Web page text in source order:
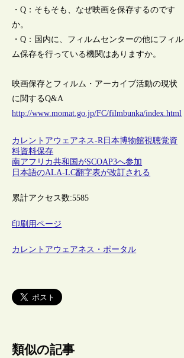
・Q：そもそも、なぜ映画を保存するのです
か。
・Q：国内に、フィルムセンターの他にフィル
ム保存を行っている機関はありますか。
映画保存とフィルム・アーカイブ活動の現状
に関するQ&A
http://www.momat.go.jp/FC/filmbunka/index.html
カレントアウェアネス-R日本博物館視聴覚資
料資料保存
南アフリカ共和国がSCOAP3へ参加
日本語のALA-LC翻字表が改訂される
累計アクセス数:5585
印刷用ページ
カレントアウェアネス・ポータル
類似の記事